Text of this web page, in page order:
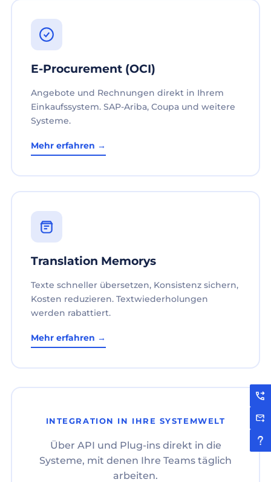
E-Procurement (OCI)
Angebote und Rechnungen direkt in Ihrem
Einkaufssystem. SAP-Ariba, Coupa und weitere
Systeme.
Mehr erfahren →
Translation Memorys
Texte schneller übersetzen, Konsistenz sichern,
Kosten reduzieren. Textwiederholungen
werden rabattiert.
Mehr erfahren →
INTEGRATION IN IHRE SYSTEMWELT
Über API und Plug-ins direkt in die
Systeme, mit denen Ihre Teams täglich
arbeiten.